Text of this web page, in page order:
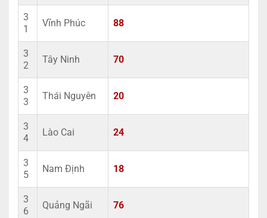
3
1
Vĩnh Phúc 88
3
2
Tây Ninh 70
3
3
Thái Nguyên 20
3
4
Lào Cai 24
3
5
Nam Định 18
3
6
Quảng Ngãi 76